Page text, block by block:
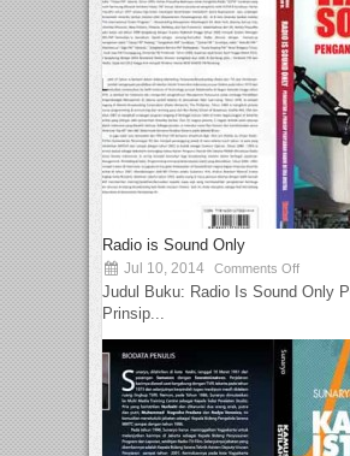
Radio is Sound Only
Jul 10, 2014 Comments Off
Judul Buku: Radio Is Sound Only
Prinsip...